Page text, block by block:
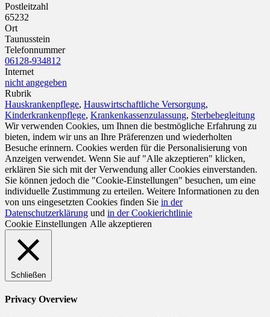
Postleitzahl
65232
Ort
Taunusstein
Telefonnummer
06128-934812
Internet
nicht angegeben
Rubrik
Hauskrankenpflege, Hauswirtschaftliche Versorgung,
Kinderkrankenpflege, Krankenkassenzulassung, Sterbebegleitung
Wir verwenden Cookies, um Ihnen die bestmögliche Erfahrung zu
bieten, indem wir uns an Ihre Präferenzen und wiederholten
Besuche erinnern. Cookies werden für die Personalisierung von
Anzeigen verwendet. Wenn Sie auf "Alle akzeptieren" klicken,
erklären Sie sich mit der Verwendung aller Cookies einverstanden.
Sie können jedoch die "Cookie-Einstellungen" besuchen, um eine
individuelle Zustimmung zu erteilen. Weitere Informationen zu den
von uns eingesetzten Cookies finden Sie in der
Datenschutzerklärung und in der Cookierichtlinie
Cookie Einstellungen Alle akzeptieren
Schließen
Privacy Overview